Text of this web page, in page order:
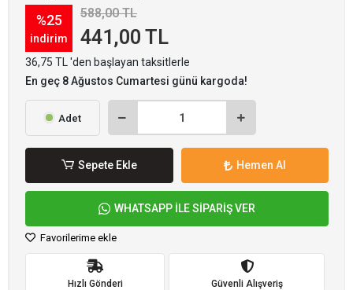
%25
indirim
588,00 TL
441,00 TL
36,75 TL 'den başlayan taksitlerle
En geç 8 Ağustos Cumartesi günü kargoda!
Adet
Sepete Ekle Hemen Al
WHATSAPP İLE SİPARİŞ VER
Favorilerime ekle
Hızlı Gönderi Güvenli Alışveriş